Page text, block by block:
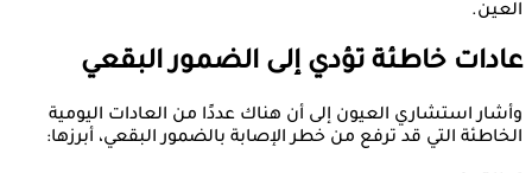
العين.
عادات خاطئة تؤدي إلى الضمور البقعي
وأشار استشاري العيون إلى أن هناك عددًا من العادات اليومية
الخاطئة التي قد ترفع من خطر الإصابة بالضمور البقعي، أبرزها: